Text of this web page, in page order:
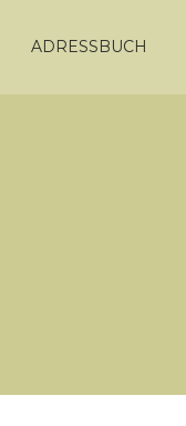
ADRESSBUCH